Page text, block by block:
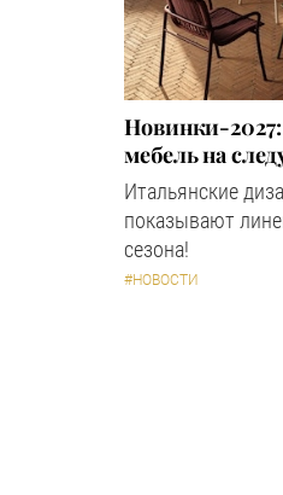
Новинки-
мебель на
Итальянские
показывают
сезона!
#НОВОСТИ